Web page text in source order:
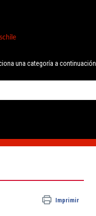
una categoría a continuación
Imprimir